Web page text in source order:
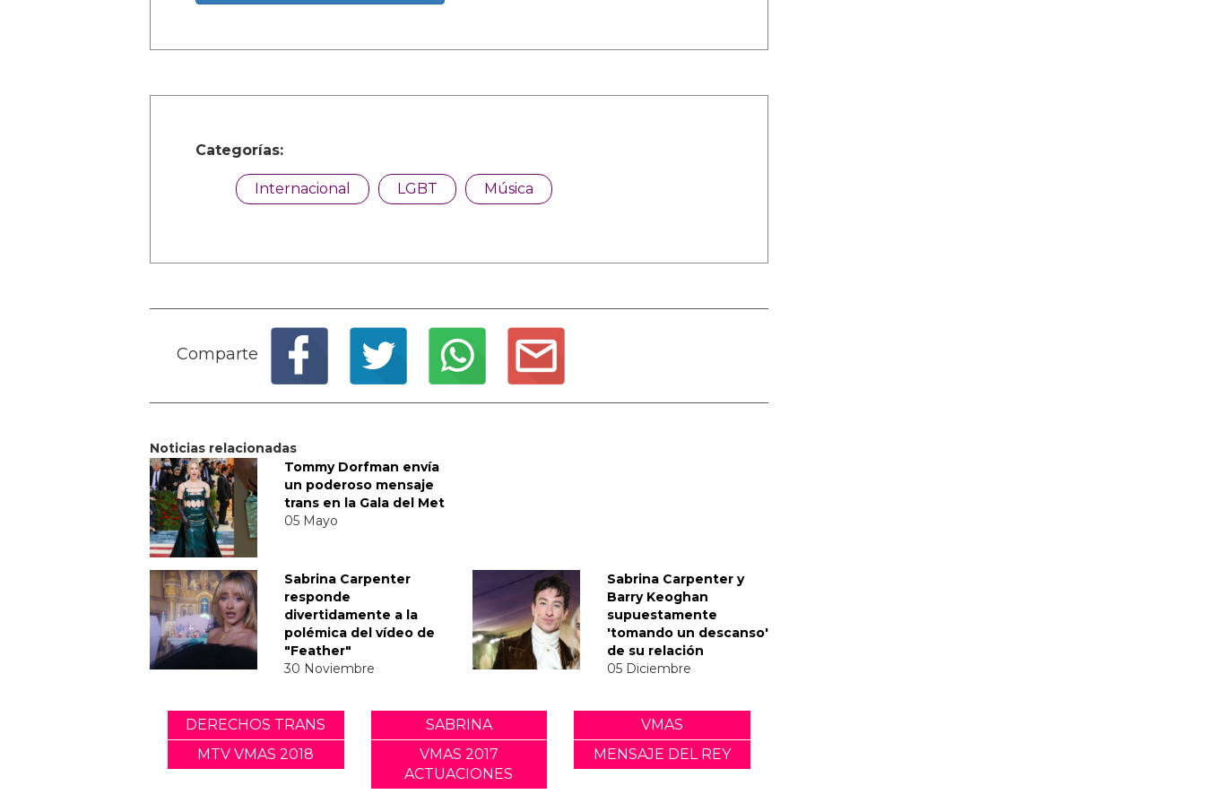
Categorías:
Internacional LGBT Música
Comparte
Noticias relacionadas
Tommy Dorfman envía
un poderoso mensaje
trans en la Gala del Met
05 Mayo
Sabrina Carpenter
responde
divertidamente a la
polémica del vídeo de
"Feather"
30 Noviembre
Sabrina Carpenter y
Barry Keoghan
supuestamente
'tomando un descanso'
de su relación
05 Diciembre
DERECHOS TRANS SABRINA
VMAS
MTV VMAS 2018
VMAS 2017
ACTUACIONES
MENSAJE DEL REY